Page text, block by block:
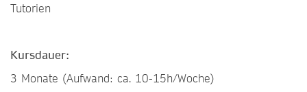
Tutorien
Kursdauer:
3 Monate (Aufwand: ca. 10-15h/Woche)